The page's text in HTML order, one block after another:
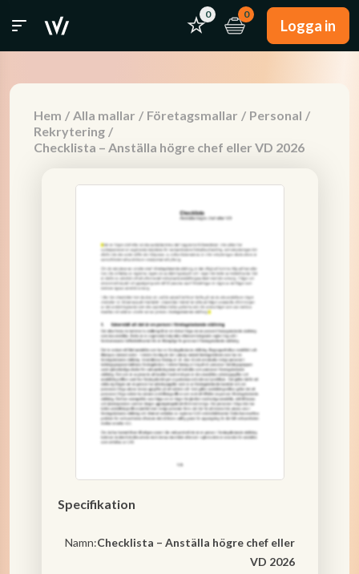
0 0
Logga in
Hem / Alla mallar / Företagsmallar / Personal /
Rekrytering /
Checklista – Anställa högre chef eller VD 2026
Specifikation
Namn:Checklista – Anställa högre chef eller
VD 2026